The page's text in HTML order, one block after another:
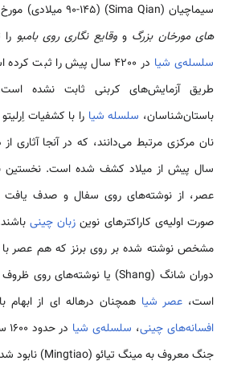
سیما­چیان (Sima Qian) (90-145 میلادی) مورخ، که کتاب­‌های
های مورخان بزرگ ووقایع نگاری روی بامبو
سلسله‌ی شیا
در 4200 سال پیش را ثبت
طریق آزمایش‌های کربنی ثابت نشده
باستان‌شناسان، سلسله شیا
سال پیش از میلاد کشف شده است. نخستین
عصر، از نوشته­‌های روی سفال و صدف یافت
صورت اولیه‌ی کاراکترهای نوین زبان چینی
مشخص نوشته شده بر روی برنز که هم ­عصر
است،عصر شیا هم­چنان در‌هاله ­ای از ابهام
افسانه‌های چینی، سلسله‌ی شیا
جنگ معروف به مینگ تیائو (Mingtiao) نابود شده است.